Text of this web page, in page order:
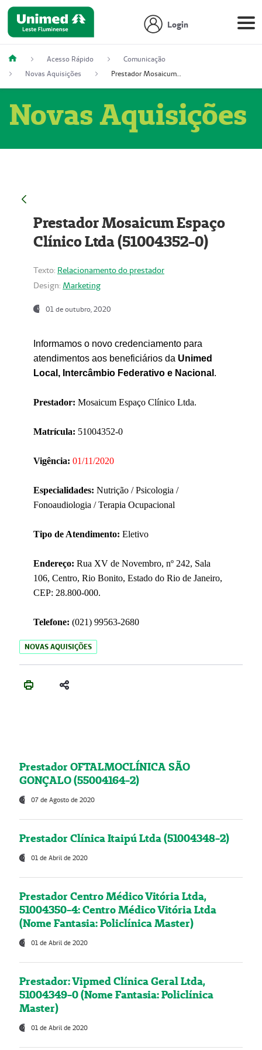
Login
Acesso Rápido
Comunicação
Novas Aquisições
Prestador Mosaicum Espaço Clínico Ltda (51004352-0)
Novas Aquisições
Prestador Mosaicum Espaço
Clínico Ltda (51004352-0)
Texto: Relacionamento do prestador
Design: Marketing
01 de outubro, 2020
Informamos o novo credenciamento para
atendimentos aos beneficiários da Unimed
Local, Intercâmbio Federativo e Nacional .
Prestador: Mosaicum Espaço Clínico Ltda.
Matrícula: 51004352-0
Vigência: 01/11/2020
Especialidades: Nutrição / Psicologia /
Fonoaudiologia / Terapia Ocupacional
Tipo de Atendimento: Eletivo
Endereço: Rua XV de Novembro, nº 242, Sala
106, Centro, Rio Bonito, Estado do Rio de Janeiro,
CEP: 28.800-000.
Telefone: (021) 99563-2680
NOVAS AQUISIÇÕES
Prestador OFTALMOCLÍNICA SÃO
GONÇALO (55004164-2)
07 de Agosto de 2020
Prestador Clínica Itaipú Ltda (51004348-2)
01 de Abril de 2020
Prestador Centro Médico Vitória Ltda,
51004350-4: Centro Médico Vitória Ltda
(Nome Fantasia: Policlínica Master)
01 de Abril de 2020
Prestador: Vipmed Clínica Geral Ltda,
51004349-0 (Nome Fantasia: Policlínica
Master)
01 de Abril de 2020